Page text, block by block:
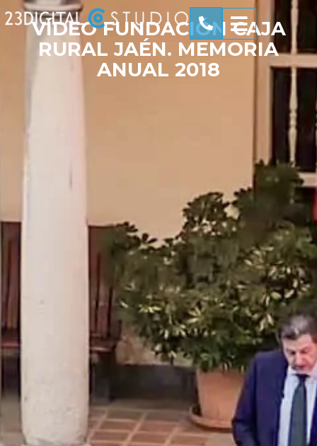
VÍDEO FUNDACIÓN CAJA
RURAL JAÉN. MEMORIA
ANUAL 2018